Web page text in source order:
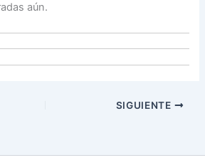
aún.
SIGUIENTE